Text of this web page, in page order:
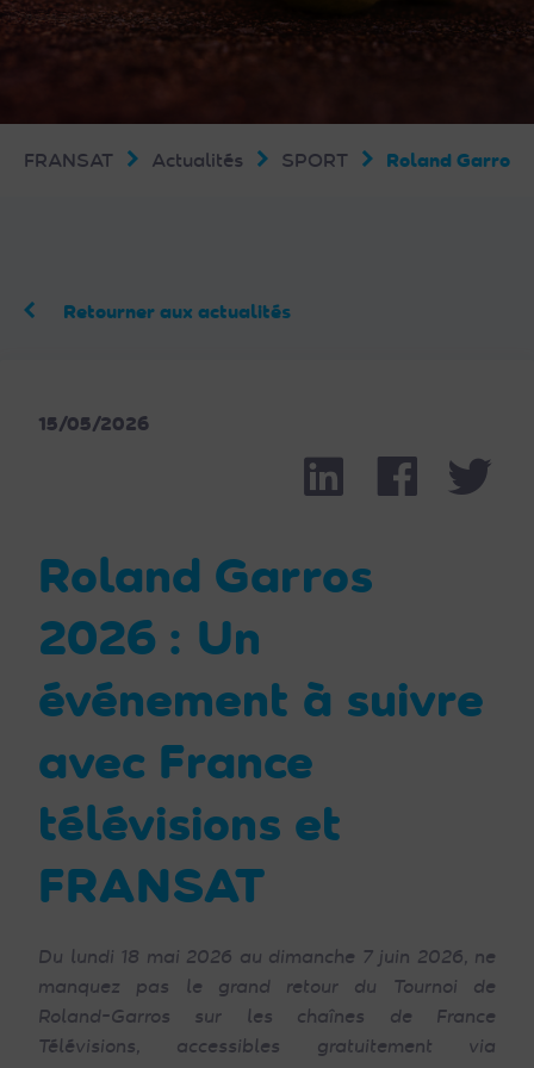
FRANSAT Actualités SPORT Roland Garros
Retourner aux actualités
15/05/2026
Linkedin Facebook
Roland Garros
2026 : Un
événement à suivre
avec France
télévisions et
FRANSAT
Du lundi 18 mai 2026 au dimanche 7 juin 2026, ne
manquez pas le grand retour du Tournoi de
Roland-Garros sur les chaînes de France
Télévisions, accessibles gratuitement via